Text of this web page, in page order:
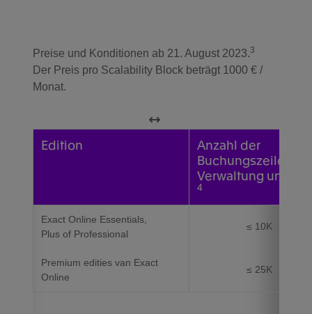
Preise und Konditionen ab 21. August 2023.3
Der Preis pro Scalability Block beträgt 1000 € /
Monat.
Edition
Anzahl der
Buchungszeilen
Verwaltung und
4​
Exact Online Essentials,
Plus of Professional
≤ 10K
Premium edities van Exact
Online
≤ 25K